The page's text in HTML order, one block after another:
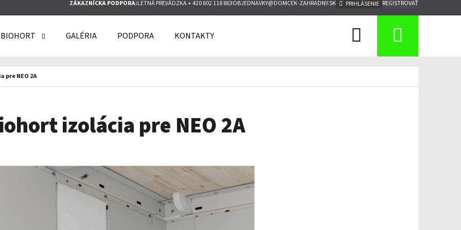
ZÁKAZNÍCKA PODPORA:LETNÁ PREVÁDZKA + 420 602 118 863OBJEDNAVKY@DOMCEK-ZAHRADNY.SK PRIHLÁSENIE REGISTROVAŤ
GALÉRIA PODPORA KONTAKTY Hľadať
pre NEO 2A
izolácia pre NEO 2A